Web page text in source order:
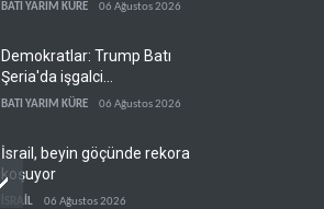
BATI YARIM KÜRE 06 Ağustos 2026
Demokratlar: Trump Batı
Şeria'da işgalci
yerleşimcilere cezasızlık
BATI YARIM KÜRE 06 Ağustos 2026
İsrail, beyin göçünde rekora
koşuyor
İSRAİL 06 Ağustos 2026